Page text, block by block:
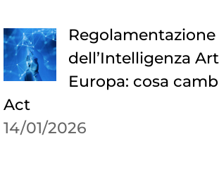
Regolamentazione
dell’Intelligenza
Europa: cosa
Act
14/01/2026